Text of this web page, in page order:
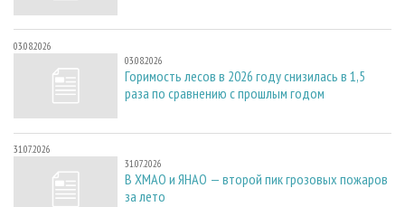
03.08.2026
03.08.2026
Горимость лесов в 2026 году снизилась в 1,5
раза по сравнению с прошлым годом
31.07.2026
31.07.2026
В ХМАО и ЯНАО — второй пик грозовых пожаров
за лето